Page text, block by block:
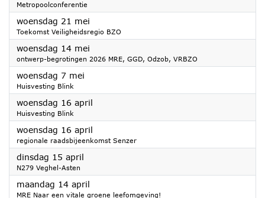
Metropoolconferentie
woensdag 21 mei
Toekomst Veiligheidsregio BZO
woensdag 14 mei
ontwerp-begrotingen 2026 MRE, GGD, Odzob, VRBZO
woensdag 7 mei
Huisvesting Blink
woensdag 16 april
Huisvesting Blink
woensdag 16 april
regionale raadsbijeenkomst Senzer
dinsdag 15 april
N279 Veghel-Asten
maandag 14 april
MRE Naar een vitale groene leefomgeving!